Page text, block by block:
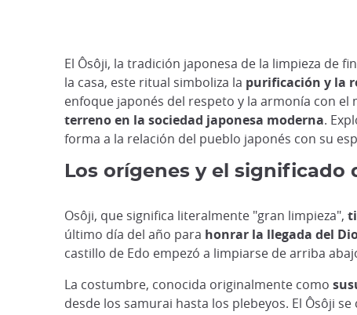
El Ôsôji, la tradición japonesa de la limpieza de
la casa, este ritual simboliza la purificación y la
enfoque japonés del respeto y la armonía con
terreno en la sociedad japonesa moderna.
forma a la relación del pueblo japonés con su
Los orígenes y el significado
Osôji, que significa literalmente "gran limpieza",
último día del año para honrar la llegada del
castillo de Edo empezó a limpiarse de arriba
La costumbre, conocida originalmente como
desde los samurai hasta los plebeyos. El Ôsôji